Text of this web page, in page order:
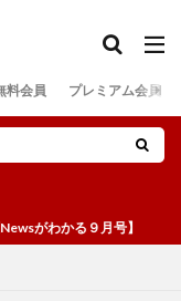
料会員 プレミアム会員
がわかる９月号】